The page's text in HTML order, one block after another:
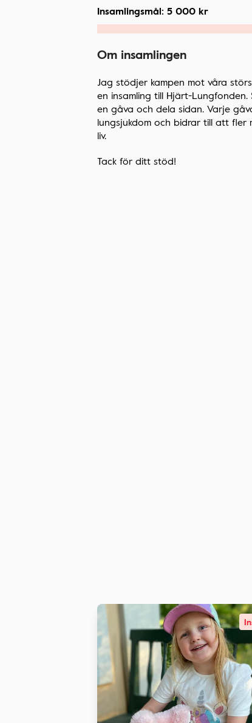
Insamlingsmål: 5 000 kr
Om insamlingen
Jag stödjer kampen mot våra
en insamling till Hjärt-
en gåva och dela sidan. Varje
lungsjukdom och bidrar till att fler
liv.
Tack för ditt stöd!